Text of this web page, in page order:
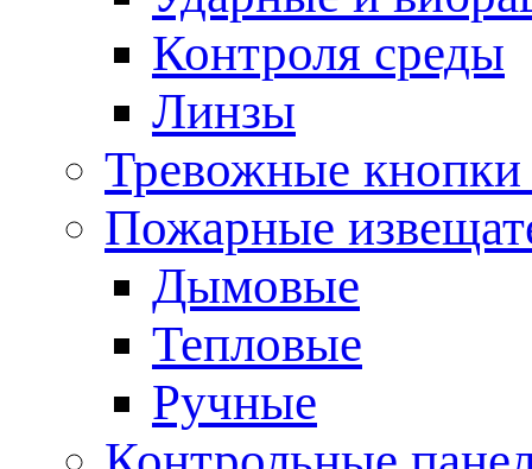
Контроля среды
Линзы
Тревожные кнопки
Пожарные
Дымовые
Тепловые
Ручные